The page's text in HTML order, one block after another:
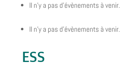
Il n’y a pas d’évènements à venir.
Il n’y a pas d’évènements à venir.
ESS